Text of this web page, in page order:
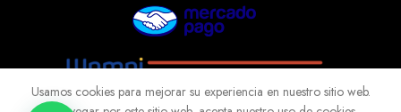
Usamos cookies para mejorar su experiencia en nuestro sitio web.